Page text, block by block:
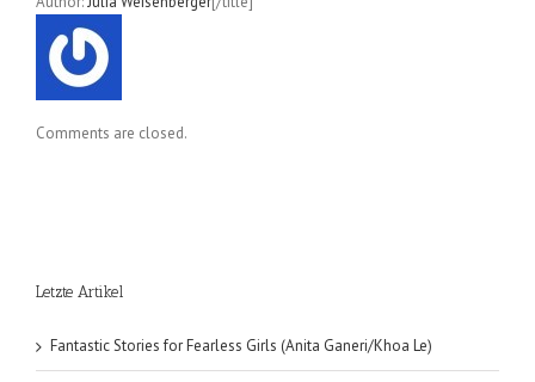
Comments are closed.
Letzte Artikel
Fantastic Stories for Fearless Girls (Anita Ganeri/Khoa Le)